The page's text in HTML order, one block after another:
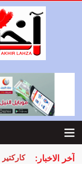
آخر الاخبار: كاركتير